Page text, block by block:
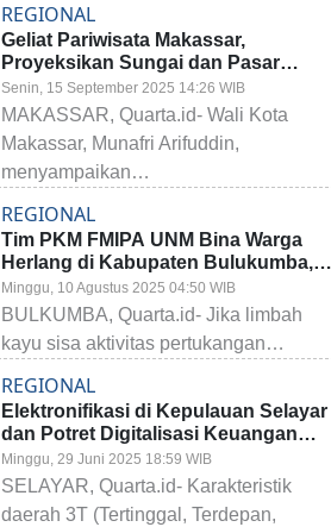
REGIONAL
Geliat Pariwisata Makassar,
Proyeksikan Sungai dan Pasar
Tradisional Jadi Destinasi Wisata
hingga Wacana Reaktivasi BP2M
Senin, 15 September 2025 14:26 WIB
MAKASSAR, Quarta.id- Wali Kota
Makassar, Munafri Arifuddin,
menyampaikan…
REGIONAL
Tim PKM FMIPA UNM Bina Warga
Herlang di Kabupaten Bulukumba,
Ubah Limbah Kayu Jadi Sumber
Pendapatan Baru
Minggu, 10 Agustus 2025 04:50 WIB
BULKUMBA, Quarta.id- Jika limbah
kayu sisa aktivitas pertukangan…
REGIONAL
Elektronifikasi di Kepulauan Selayar
dan Potret Digitalisasi Keuangan
pada Daerah 3T
Minggu, 29 Juni 2025 18:59 WIB
SELAYAR, Quarta.id- Karakteristik
daerah 3T (Tertinggal, Terdepan,